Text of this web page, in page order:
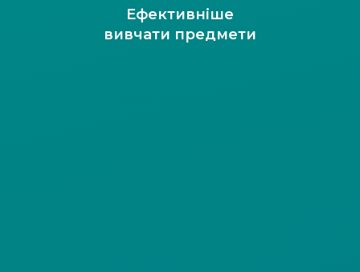
Ефективніше
вивчати предмети